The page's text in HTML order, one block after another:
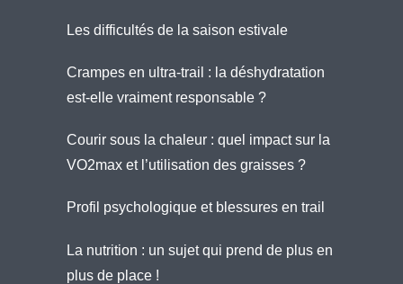
Les difficultés de la saison estivale
Crampes en ultra-trail : la déshydratation
est-elle vraiment responsable ?
Courir sous la chaleur : quel impact sur la
VO2max et l’utilisation des graisses ?
Profil psychologique et blessures en trail
La nutrition : un sujet qui prend de plus en
plus de place !